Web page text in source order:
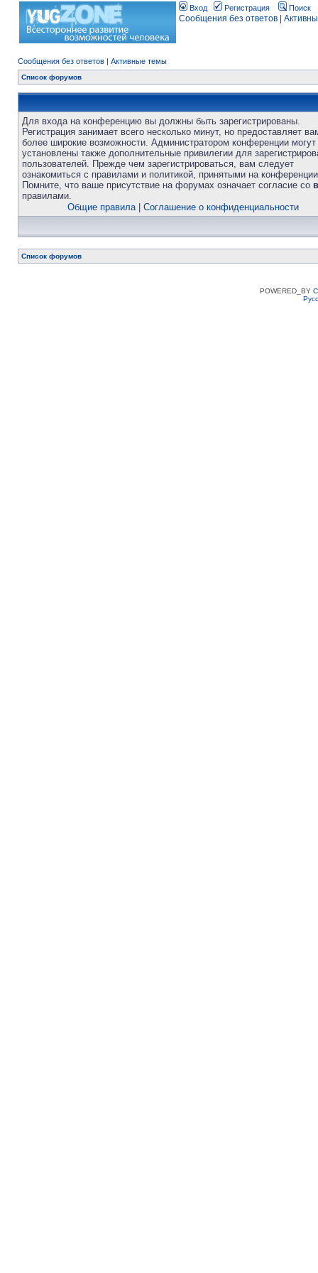
Вход Регистрация Поиск
Сообщения без ответов
Сообщения без ответов | Активные темы
Список форумов
Для входа на конференцию вы должны быть зарегистрированы.
Регистрация занимает всего несколько минут, но предоставляет
более широкие возможности. Администратором конференции
установлены также дополнительные привилегии для
пользователей. Прежде чем зарегистрироваться, вам следует
ознакомиться с правилами и политикой, принятыми на
Помните, что ваше присутствие на форумах означает согласие со
правилами.
Общие правила| Соглашение о конфиденциальности
Список форумов
POWERED_BY